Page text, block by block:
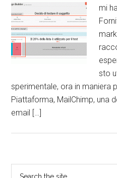
mi
sto
sperimentale, ora in maniera
Piattaforma, MailChimp, una
email […]